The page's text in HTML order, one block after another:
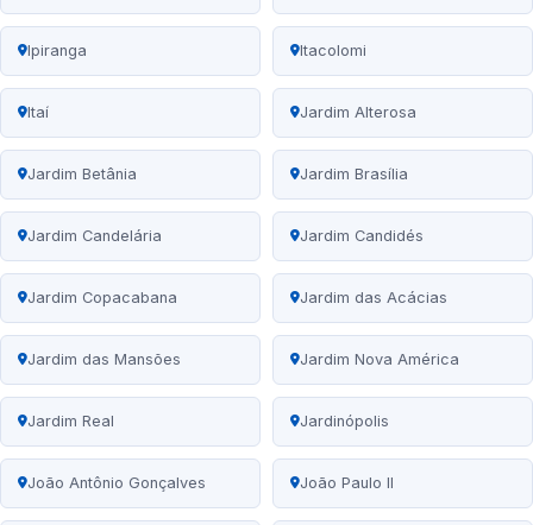
Ipiranga Itacolomi
Itaí Jardim Alterosa
Jardim Betânia Jardim Brasília
Jardim Candelária Jardim Candidés
Jardim Copacabana Jardim das Acácias
Jardim das Mansões Jardim Nova América
Jardim Real Jardinópolis
João Antônio Gonçalves João Paulo II